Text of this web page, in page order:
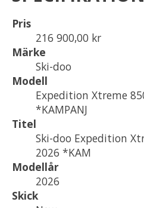
Pris
216 900,00 kr
Märke
Ski-doo
Modell
Expedition Xtreme
*KAMPANJ
Titel
Ski-doo Expedition
2026 *KAM
Modellår
2026
Skick